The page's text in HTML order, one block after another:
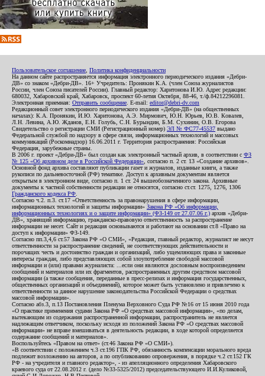
Пользовательское соглашение Политика конфиденциальности
На данном сайте распространяется информация электронного периодического издания «Дебри-
ДВ» со знаком «Дебри-ДВ». 16+ Учредитель: Пронякин К.А. (член Союза журналистов
России, член Союза писателей России). Главный редактор: Харитонова И.Ю. Адрес редакции:
680032, Хабаровский край, Хабаровск, проспект 60-летия Октября, 88-46, т./ф.84212296081.
Электронная приемная: Отправить сообщение . E-mail: editor@debri-dv.com
Редакционный совет электронного периодического издания «Дебри-ДВ» (на общественных
началах): К.А. Пронякин, И.Ю. Харитонова, А.Э. Мирмович, Ю.Н. Юрьев, Ю.В. Ковалев,
Л.Н. Левина, А.Ю. Жданов, Е.Н. Голубь, С.Н. Бурындин, Б.М. Сухинин, О.В. Егорова
Свидетельство о регистрации СМИ (Регистрационный номер) ЭЛ № ФС77-45537 выдано
Федеральной службой по надзору в сфере связи, информационных технологий и массовых
коммуникаций (Роскомнадзор) 16.06.2011 г. Территория распространения: Российская
Федерация, зарубежные страны.
В 2006 г. проект «Дебри-ДВ» был создан как электронный частный архив, в соответствии с ФЗ
№ 125 «Об архивном деле в Российской Федерации» , согласно п. 2 ст. 13 «Создание архивов».
Основной фонд архива составляют публикации газет и журналов, изданные книги, а также
рукописи по дальневосточной (РФ) тематике. Доступ к архивным документам является
открытым в электронном виде, согласно п. 1 ст. 24 вышеобозначенного закона. Архивные
документы к частной собственности редакции не относятся, согласно ст.ст. 1275, 1276, 1306
Гражданского кодекса РФ
Согласно ч.2. п.3. ст.17 «Ответственность за правонарушения в сфере информации,
информационных технологий и защиты информации» Закона РФ «Об информации,
информационных технологиях и о защите информации» (ФЗ-149 от 27.07.06 г.) архив «Дебри-
ДВ», хранящий информацию, гражданско-правовую ответственность за распространение
информации не несет. Сайт и редакция основываются и работают на основании ст.8 «Право на
доступ к информации» ФЗ-149.
Согласно пп.3,4,6 ст.57 Закона РФ «О СМИ», «Редакция, главный редактор, журналист не несут
ответственности за распространение сведений, не соответствующих действительности и
порочащих честь и достоинство граждан и организаций, либо ущемляющих права и законные
интересы граждан, либо представляющих собой злоупотребление свободой массовой
информации и (или) правами журналиста: ...если они являются дословным воспроизведением
сообщений и материалов или их фрагментов, распространенных другим средством массовой
информации (а также сообщения, переданные в пресс-релизах и информация государственных,
общественных организаций и объединений), которое может быть установлено и привлечено к
ответственности за данное нарушение законодательства Российской Федерации о средствах
массовой информации».
Согласно абз.3, п.13 Постановления Пленума Верховного Суда РФ №16 от 15 июня 2010 года
«О практике применения судами Закона РФ «О средствах массовой информации», «по делам,
вытекающим из содержания распространенной информации, распространитель не является
надлежащим ответчиком, поскольку исходя из положений Закона РФ «О средствах массовой
информации» не вправе вмешиваться в деятельность редакции, в ходе которой определяется
содержание сообщений и материалов».
Воспользуйтесь «Правом на ответ» (ст.46 Закона РФ «О СМИ»).
«В соответствии с положением ч.3 ст.196 ГПК РФ, обязанность компенсации морального вреда
подлежит возложению на авторов, а по опубликованию опровержения, в порядке ч.2 ст.152 ГК
РФ - на учредителя и главного редактор», - из апелляционного определения Хабаровского
краевого суда от 22.08.2012 г. (дело №33-5325/2012) председательствующего И.И.Куликовой,